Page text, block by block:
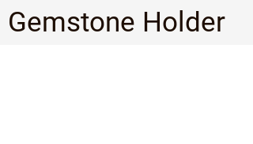
Gemstone Holder